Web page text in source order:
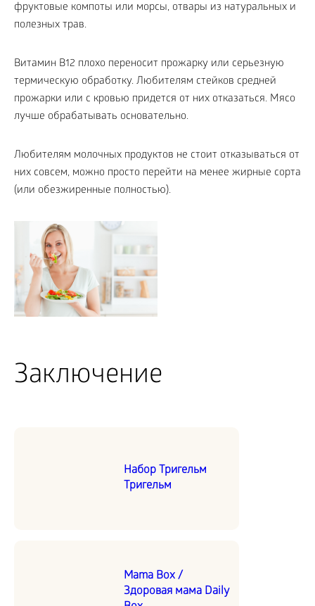
фруктовые компоты или морсы, отвары из натуральных и
полезных трав.
Витамин В12 плохо переносит прожарку или серьезную
термическую обработку. Любителям стейков средней
прожарки или с кровью придется от них отказаться. Мясо
лучше обрабатывать основательно.
Любителям молочных продуктов не стоит отказываться от
них совсем, можно просто перейти на менее жирные сорта
(или обезжиренные полностью).
Заключение
Набор Тригельм
Тригельм
Mama Box /
Здоровая мама Daily